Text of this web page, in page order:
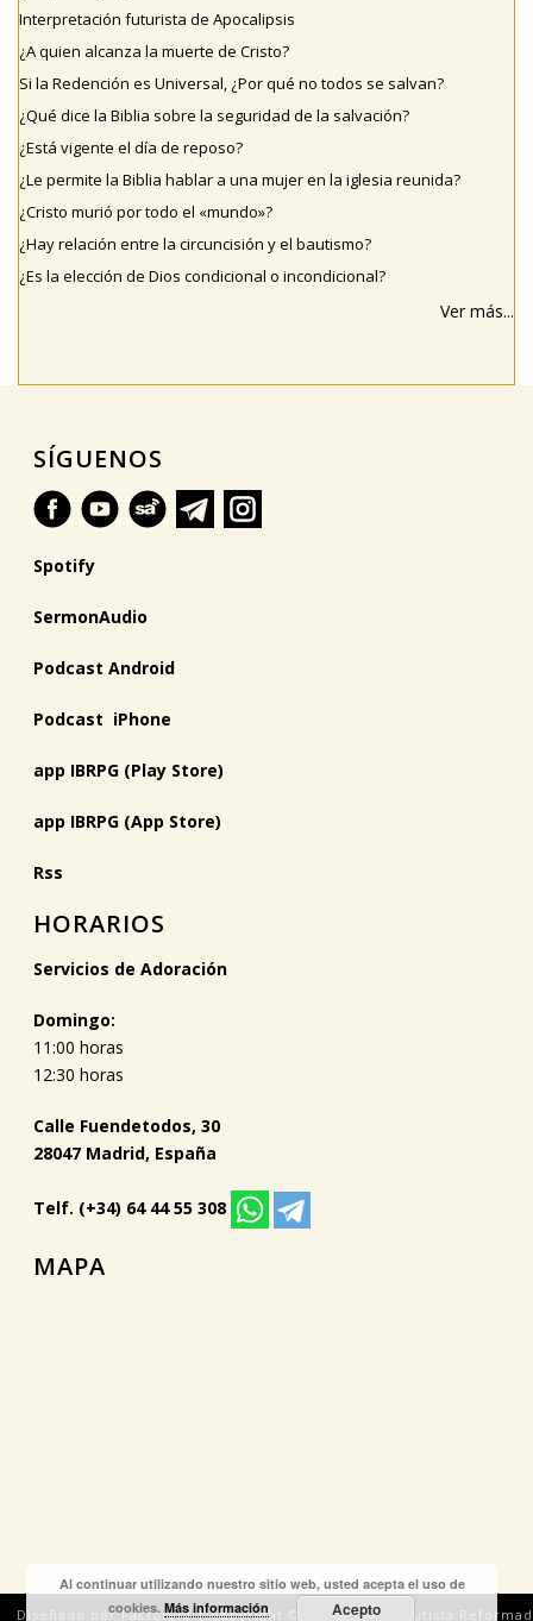
Interpretación futurista de Apocalipsis
¿A quien alcanza la muerte de Cristo?
Si la Redención es Universal, ¿Por qué no todos se salvan?
¿Qué dice la Biblia sobre la seguridad de la salvación?
¿Está vigente el día de reposo?
¿Le permite la Biblia hablar a una mujer en la iglesia reunida?
¿Cristo murió por todo el «mundo»?
¿Hay relación entre la circuncisión y el bautismo?
¿Es la elección de Dios condicional o incondicional?
Ver más...
SÍGUENOS
Spotify
SermonAudio
Podcast Android
Podcast iPhone
app IBRPG (Play Store)
app IBRPG (App Store)
Rss
HORARIOS
Servicios de Adoración
Domingo:
11:00 horas
12:30 horas
Calle Fuendetodos, 30
28047 Madrid, España
Telf. (+34) 64 44 55 308
MAPA
Diseñado por Factoryfy | Copyright © 2018 Iglesia Bautista
Al continuar utilizando nuestro sitio web, usted acepta el uso de
cookies.Más información Acepto